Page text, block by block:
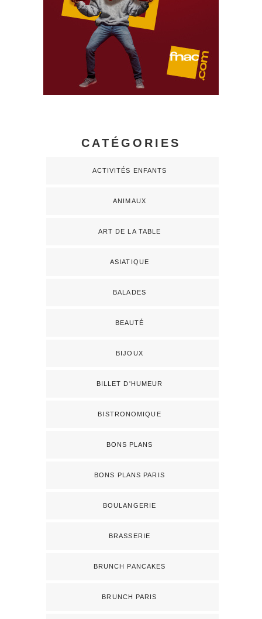
CATÉGORIES
ACTIVITÉS ENFANTS
ANIMAUX
ART DE LA TABLE
ASIATIQUE
BALADES
BEAUTÉ
BIJOUX
BILLET D'HUMEUR
BISTRONOMIQUE
BONS PLANS
BONS PLANS PARIS
BOULANGERIE
BRASSERIE
BRUNCH PANCAKES
BRUNCH PARIS